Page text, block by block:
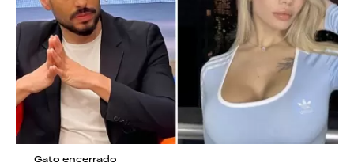
Gato encerrado